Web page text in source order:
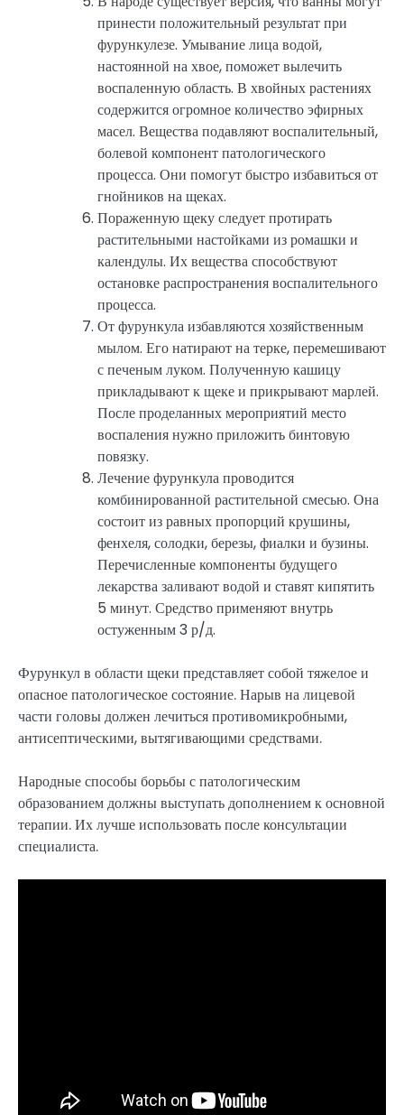
принести положительный результат при
фурункулезе. Умывание лица водой,
настоянной на хвое, поможет вылечить
воспаленную область. В хвойных растениях
содержится огромное количество эфирных
масел. Вещества подавляют воспалительный,
болевой компонент патологического
процесса. Они помогут быстро избавиться от
гнойников на щеках.
Пораженную щеку следует протирать
растительными настойками из ромашки и
календулы. Их вещества способствуют
остановке распространения воспалительного
процесса.
От фурункула избавляются хозяйственным
мылом. Его натирают на терке, перемешивают
с печеным луком. Полученную кашицу
прикладывают к щеке и прикрывают марлей.
После проделанных мероприятий место
воспаления нужно приложить бинтовую
повязку.
Лечение фурункула проводится
комбинированной растительной смесью. Она
состоит из равных пропорций крушины,
фенхеля, солодки, березы, фиалки и бузины.
Перечисленные компоненты будущего
лекарства заливают водой и ставят кипятить
5 минут. Средство применяют внутрь
остуженным 3 р/д.
Фурункул в области щеки представляет собой тяжелое и
опасное патологическое состояние. Нарыв на лицевой
части головы должен лечиться противомикробными,
антисептическими, вытягивающими средствами.
Народные способы борьбы с патологическим
образованием должны выступать дополнением к основной
терапии. Их лучше использовать после консультации
специалиста.